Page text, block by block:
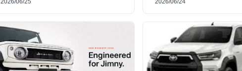
2026/06/25 2026/06/24